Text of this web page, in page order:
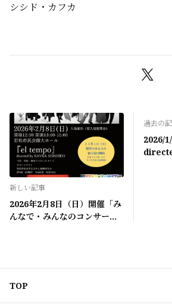
シシド・カフカ
新しい記事
2026年2月8日（日）開催「み
んなで・みんなのコンサー
過去の
2026/
TOP